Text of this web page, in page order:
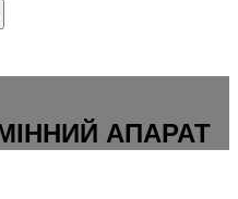
АПАРАТ